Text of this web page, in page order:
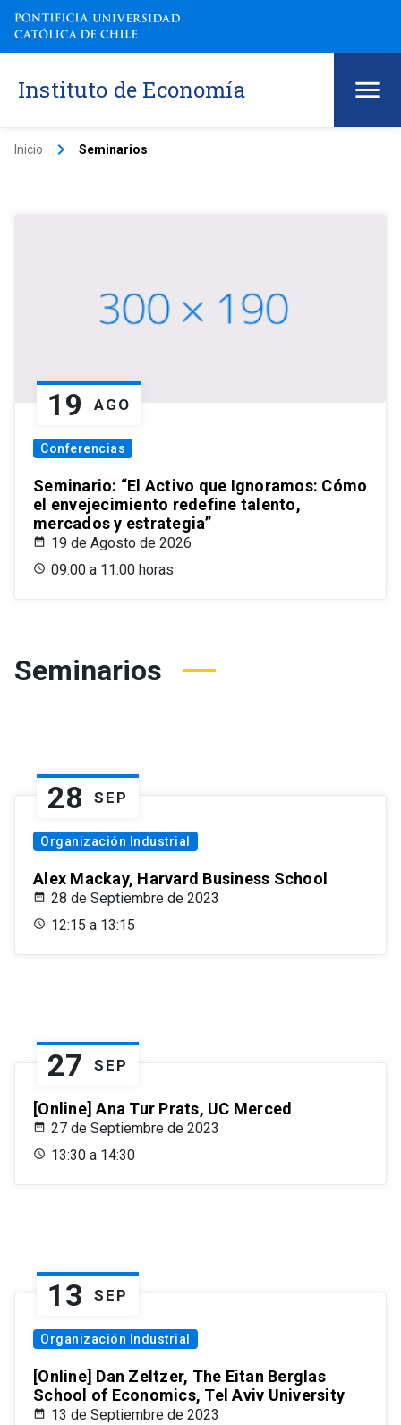
Instituto de Economía
Inicio keyboard_arrow_right Seminarios
19 AGO
Conferencias
Seminario: “El Activo que Ignoramos: Cómo
el envejecimiento redefine talento,
mercados y estrategia”
19 de Agosto de 2026
09:00 a 11:00 horas
Seminarios
28 SEP
Organización Industrial
Alex Mackay, Harvard Business School
28 de Septiembre de 2023
12:15 a 13:15
27 SEP
[Online] Ana Tur Prats, UC Merced
27 de Septiembre de 2023
13:30 a 14:30
13 SEP
Organización Industrial
[Online] Dan Zeltzer, The Eitan Berglas
School of Economics, Tel Aviv University
13 de Septiembre de 2023